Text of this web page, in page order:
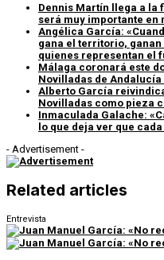
Dennis Martín llega a la
será muy importante en
Angélica García:
gana el territorio, ganan
quienes representan el
Málaga coronará este
Novilladas de Andalucía
Alberto García
Novilladas como pieza
Inmaculada Galache:
lo que deja ver que
- Advertisement -
Related articles
Entrevista